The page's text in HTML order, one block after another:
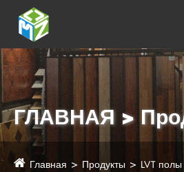
ГЛАВНАЯ >
Главная Продукты LVT полы